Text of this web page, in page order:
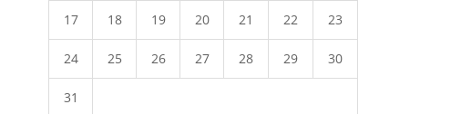
17 18 19 20 21 22 23
24 25 26 27 28 29 30
31